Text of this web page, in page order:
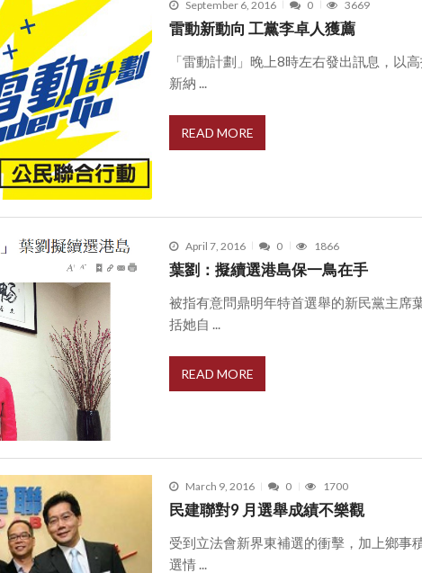
September 6, 2016 0 3669
雷動新動向 工黨李卓人獲薦
「雷動計劃」晚上8時左右發出訊息，以
新納 ...
READ MORE
April 7, 2016 0 1866
葉劉：擬續選港島保一鳥在手
被指有意問鼎明年特首選舉的新民黨主席
括她自 ...
READ MORE
March 9, 2016 0 1700
民建聯對9 月選舉成績不樂觀
受到立法會新界東補選的衝擊，加上鄉事
選情 ...